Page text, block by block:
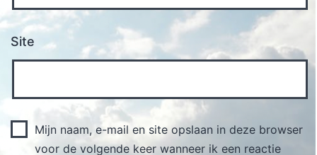
Site
Mijn naam, e-mail en site opslaan in deze browser
voor de volgende keer wanneer ik een reactie